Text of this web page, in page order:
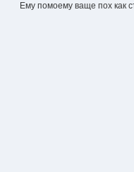
Ему помоему ваще пох как